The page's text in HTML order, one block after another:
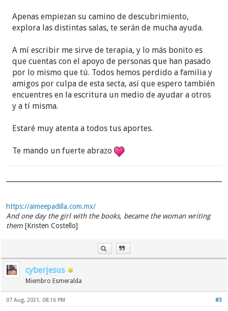
Apenas empiezan su camino de descubrimiento,
explora las distintas salas, te serán de mucha ayuda.
A mí escribir me sirve de terapia, y lo más bonito es
que cuentas con el apoyo de personas que han pasado
por lo mismo que tú. Todos hemos perdido a familia y
amigos por culpa de esta secta, así que espero también
encuentres en la escritura un medio de ayudar a otros
y a tí misma.
Estaré muy atenta a todos tus aportes.
Te mando un fuerte abrazo
https://aimeepadilla.com.mx/
And one day the girl with the books, became the woman writing
them[Kristen Costello]
cyberjesus
Miembro Esmeralda
#3
07 Aug, 2021, 08:16 PM